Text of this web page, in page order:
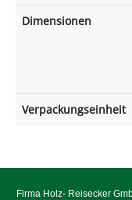
Dimensionen
Verpackungseinheit
Firma Holz- Reisecker